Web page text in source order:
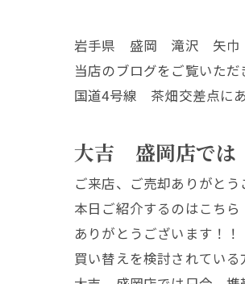
岩手県 盛岡 滝沢 矢巾
当店のブログをご覧いただ
国道4号線 茶畑交差点に
大吉 盛岡店で
ご来店、ご売却ありがとう
本日ご紹介するのはこち
ありがとうございます！！
買い替えを検討されてい